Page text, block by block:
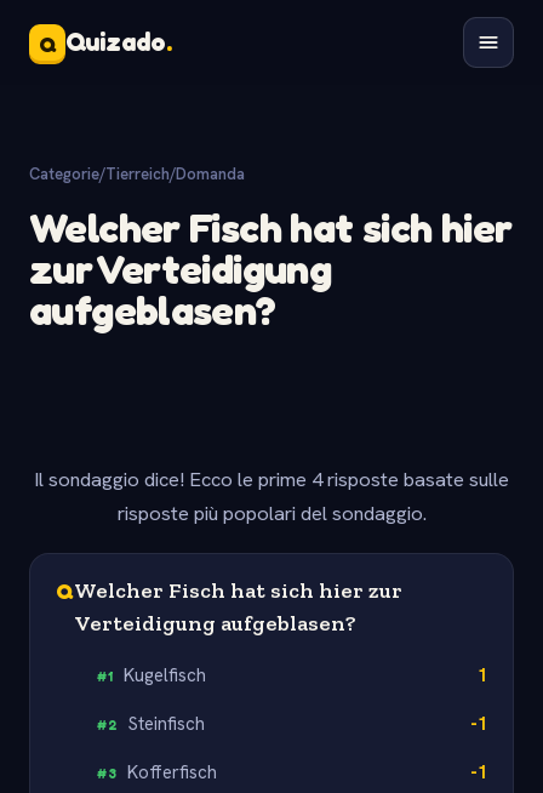
Q Quizado.
Categorie/Tierreich/Domanda
Welcher Fisch hat sich hier
zur Verteidigung
aufgeblasen?
Il sondaggio dice! Ecco le prime 4 risposte basate sulle
risposte più popolari del sondaggio.
QWelcher Fisch hat sich hier zur
Verteidigung aufgeblasen?
#1 Kugelfisch 1
#2 Steinfisch -1
#3 Kofferfisch -1